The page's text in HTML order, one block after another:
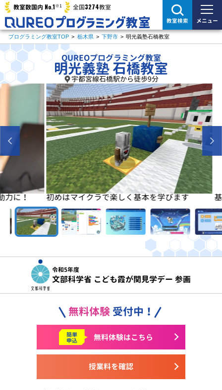
教室数国内 No.1※1 全国3274教室
教室検索 メニュー
プログラミング教室TOP > 栃木県 > 下野市 > 明光義塾石橋教室
QUREOプログラミング教室
明光義塾 石橋教室
宇都宮線石橋駅から徒歩9分
！ 初めはマイクラで楽しく基本を学びます 基本
令和5年度
文部科学省 こども霞が関見学デー 参画
無料体験 受付中！
授業料を確認
簡単
申込 無料体験はこちら